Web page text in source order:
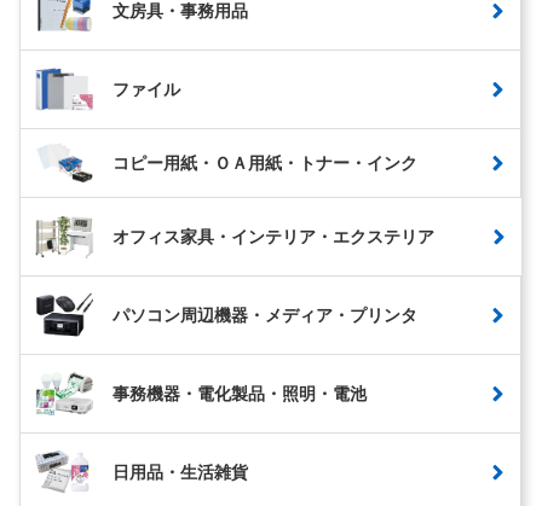
文房具・事務用品
ファイル
コピー用紙・ＯＡ用紙・トナー・インク
オフィス家具・インテリア・エクステリア
パソコン周辺機器・メディア・プリンタ
事務機器・電化製品・照明・電池
日用品・生活雑貨